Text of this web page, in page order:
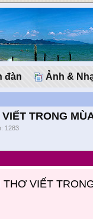
đàn Ảnh &
TRONG
1283
VIẾT